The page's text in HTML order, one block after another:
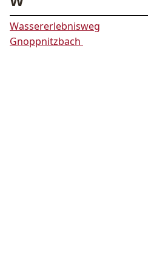
Wassererlebnisweg
Gnoppnitzbach